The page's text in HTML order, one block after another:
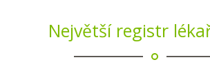
Největší registr